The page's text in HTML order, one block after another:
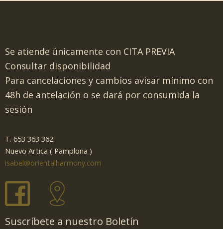
Se atiende únicamente con CITA PREVIA
Consultar disponibilidad
Para cancelaciones y cambios avisar mínimo con
48h de antelación o se dará por consumida la
sesión
T. 653 363 362
Nuevo Artica ( Pamplona )
isabel@orientalharmony.com
Suscríbete a nuestro Boletín